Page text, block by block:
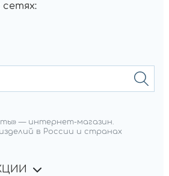
— интернет-магазин.
в России и странах